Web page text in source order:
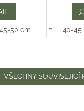
45-50 cm35-40 cm 40-45
VŠECHNY SOUVISEJÍCÍ